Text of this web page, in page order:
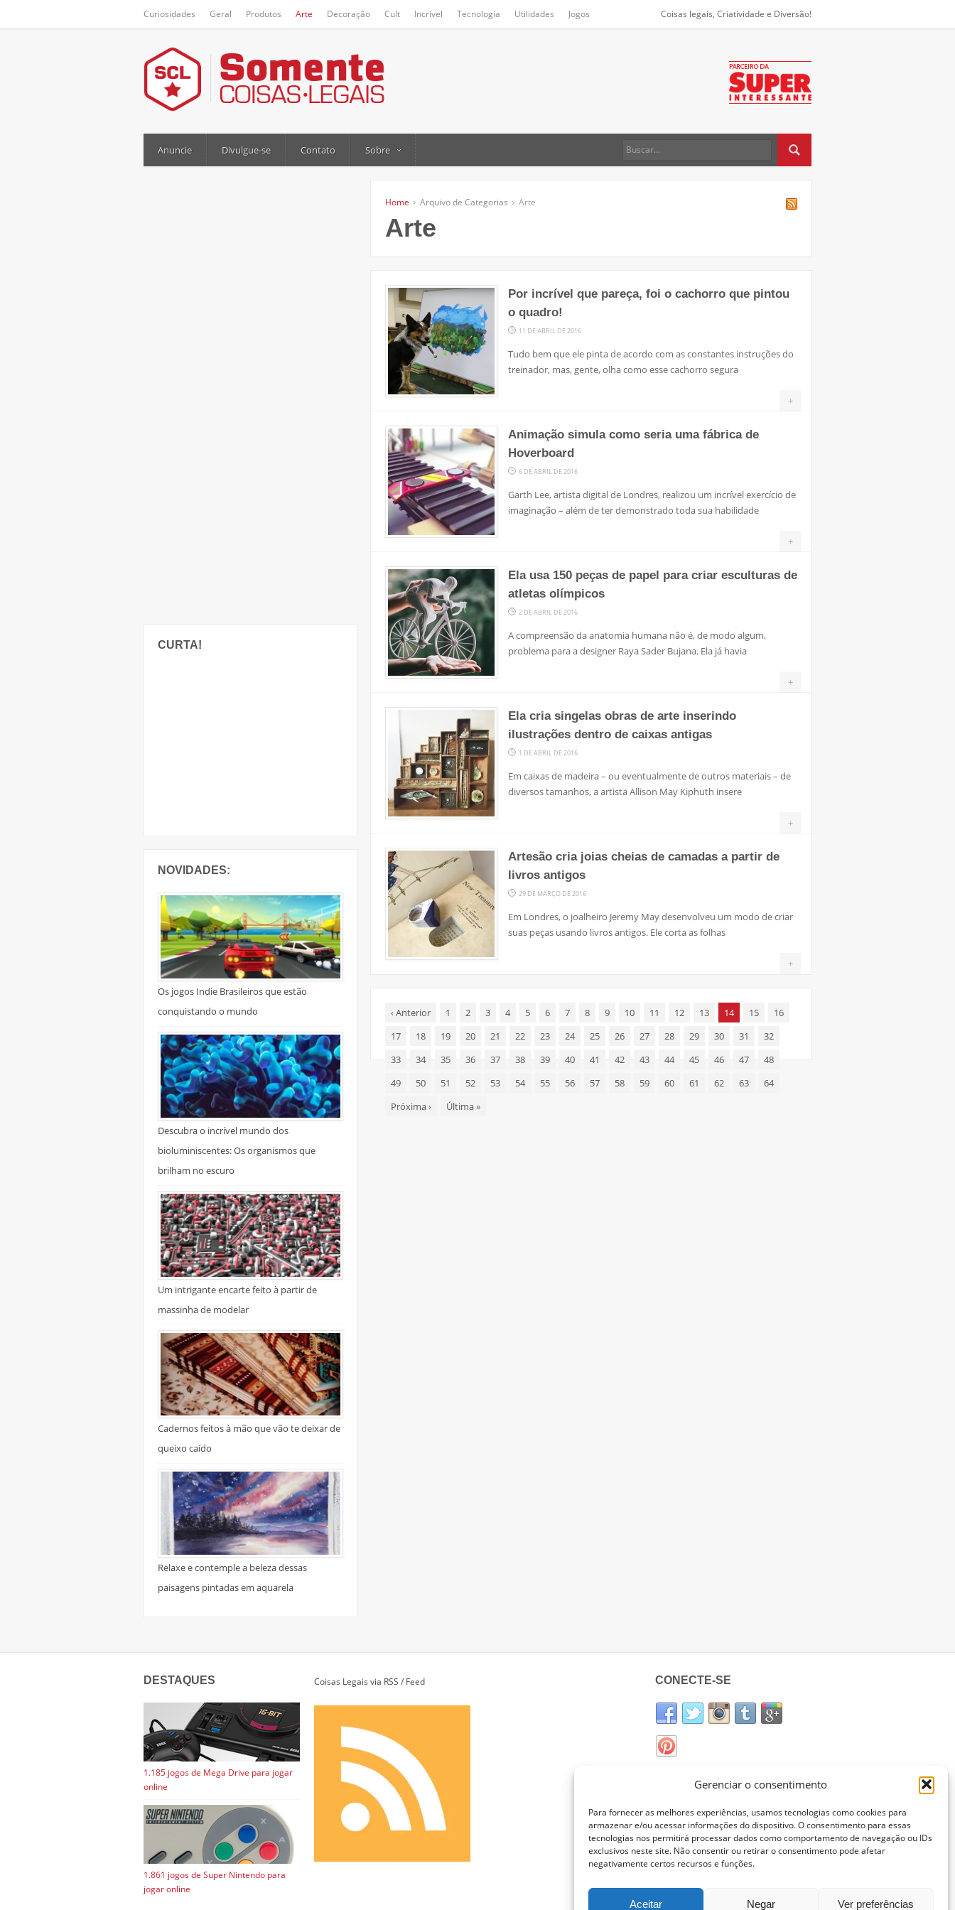
Gerenciar o consentimento
Para fornecer as melhores experiências, usamos tecnologias como cookies para
armazenar e/ou acessar informações do dispositivo. O consentimento para essas
tecnologias nos permitirá processar dados como comportamento de navegação ou IDs
exclusivos neste site. Não consentir ou retirar o consentimento pode afetar
negativamente certos recursos e funções.
Aceitar Negar Ver preferências
Curiosidades Geral Produtos Arte Decoração Cult Incrível Tecnologia Utilidades Jogos Coisas legais, Criatividade e Diversão!
Anuncie Divulgue-se Contato Sobre
CURTA!
NOVIDADES:
Os jogos Indie Brasileiros que estão
conquistando o mundo
Descubra o incrível mundo dos
bioluminiscentes: Os organismos que
brilham no escuro
Um intrigante encarte feito à partir de
massinha de modelar
Cadernos feitos à mão que vão te deixar de
queixo caído
Relaxe e contemple a beleza dessas
paisagens pintadas em aquarela
Home Arquivo de Categorias Arte
Arte
Por incrível que pareça, foi o cachorro que pintou
o quadro!
11 DE ABRIL DE 2016
Tudo bem que ele pinta de acordo com as constantes instruções do
treinador, mas, gente, olha como esse cachorro segura
+
Animação simula como seria uma fábrica de
Hoverboard
6 DE ABRIL DE 2016
Garth Lee, artista digital de Londres, realizou um incrível exercício de
imaginação – além de ter demonstrado toda sua habilidade
+
Ela usa 150 peças de papel para criar esculturas de
atletas olímpicos
2 DE ABRIL DE 2016
A compreensão da anatomia humana não é, de modo algum,
problema para a designer Raya Sader Bujana. Ela já havia
+
Ela cria singelas obras de arte inserindo
ilustrações dentro de caixas antigas
1 DE ABRIL DE 2016
Em caixas de madeira – ou eventualmente de outros materiais – de
diversos tamanhos, a artista Allison May Kiphuth insere
+
Artesão cria joias cheias de camadas a partir de
livros antigos
29 DE MARÇO DE 2016
Em Londres, o joalheiro Jeremy May desenvolveu um modo de criar
suas peças usando livros antigos. Ele corta as folhas
+
‹Anterior 1 2 3 4 5 6 7 8 9 10 11 12 13 14 15
16
17
18 19 20 21 22 23 24 25 26 27 28 29 30 31
32
33
34 35 36 37 38 39 40 41 42 43 44 45 46 47
48
49
50 51 52 53 54 55 56 57 58 59 60 61 62 63
64
Próxima› Última»
DESTAQUES
1.185 jogos de Mega Drive para jogar
online
1.861 jogos de Super Nintendo para
jogar online
Coisas Legais via RSS / Feed CONECTE-SE